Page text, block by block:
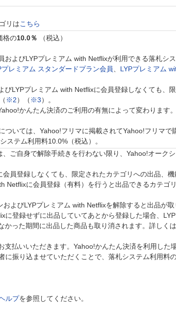
リはこちら
格の10.0％ （税込）
よびLYPプレミアム with Netflixが利用できる落札シ
プレミアム スタンダードプラン会員、 LYPプレミアム
LYPプレミアム with Netflixに会員登録しなくても、
※2 ）（ ※3 ）。
かんたん決済のご利用の有無によって変わります。
ついては、Yahoo!フリマに掲載されてYahoo!フリマで
ステム利用料10.0%（税込）。
ご自身で解除手続きを行わない限り、Yahoo!オーク
員登録しなくても、限定されたカテゴリへの出品、
Netflixに会員登録（有料）を行うと出品できるカテゴ
よびLYPプレミアム with Netflixを解除すると出品が取
登録せずに出品していてあとから登録した場合、
った期間に出品した商品も取り消されます。詳しくは
払いいただきます。Yahoo!かんたん決済を利用した
振り込ませていただくことで、落札システム利用料
ルプを参照してください。